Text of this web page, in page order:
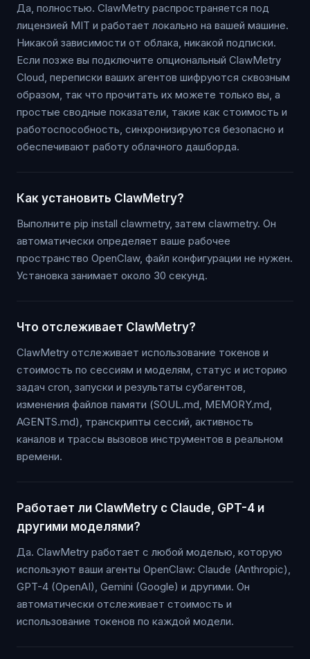
Да, полностью. ClawMetry распространяется под
лицензией MIT и работает локально на вашей машине.
Никакой зависимости от облака, никакой подписки.
Если позже вы подключите опциональный ClawMetry
Cloud, переписки ваших агентов шифруются сквозным
образом, так что прочитать их можете только вы, а
простые сводные показатели, такие как стоимость и
работоспособность, синхронизируются безопасно и
обеспечивают работу облачного дашборда.
Как установить ClawMetry?
Выполните pip install clawmetry, затем clawmetry. Он
автоматически определяет ваше рабочее
пространство OpenClaw, файл конфигурации не нужен.
Установка занимает около 30 секунд.
Что отслеживает ClawMetry?
ClawMetry отслеживает использование токенов и
стоимость по сессиям и моделям, статус и историю
задач cron, запуски и результаты субагентов,
изменения файлов памяти (SOUL.md, MEMORY.md,
AGENTS.md), транскрипты сессий, активность
каналов и трассы вызовов инструментов в реальном
времени.
Работает ли ClawMetry с Claude, GPT-4 и
другими моделями?
Да. ClawMetry работает с любой моделью, которую
используют ваши агенты OpenClaw: Claude (Anthropic),
GPT-4 (OpenAI), Gemini (Google) и другими. Он
автоматически отслеживает стоимость и
использование токенов по каждой модели.